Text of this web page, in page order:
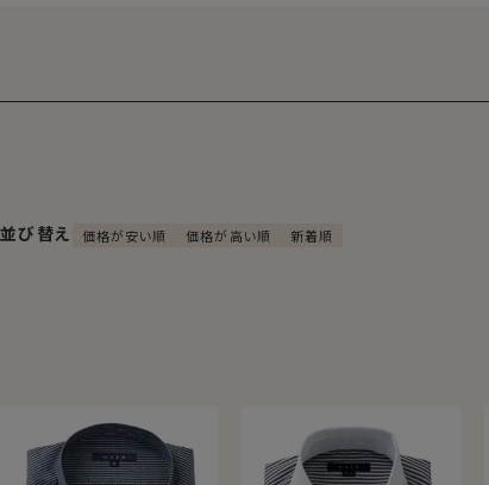
並び替え 価格が安い順 価格が高い順 新着順